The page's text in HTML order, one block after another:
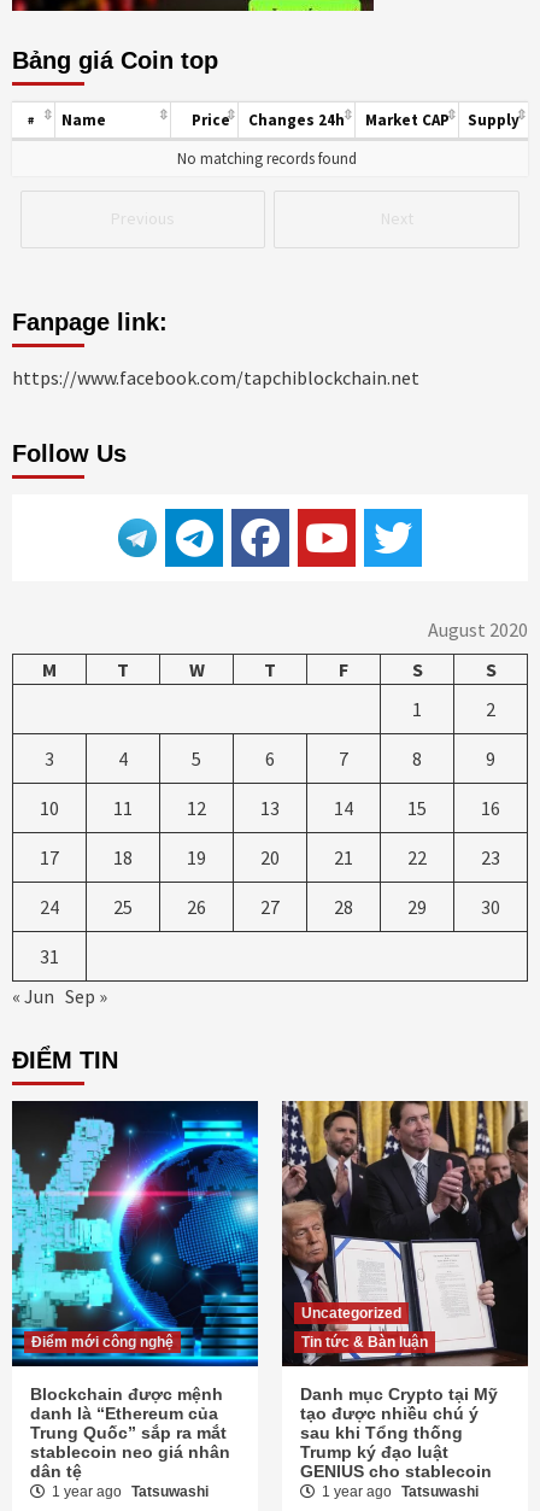
Bảng giá Coin top
Previous Next
# Name Price Changes 24h Market CAP
Supply
No matching records found
Fanpage link:
https://www.facebook.com/tapchiblockchain.net
Follow Us
August 2020
M
T W T F S
S
1
2
3 4 5 6 7 8 9
10 11 12 13 14 15 16
17 18 19 20 21 22 23
24 25 26 27 28 29 30
31
« Jun Sep »
ĐIỂM TIN
Điểm mới công nghệ
Blockchain được mệnh
danh là “Ethereum của
Trung Quốc” sắp ra mắt
stablecoin neo giá nhân
dân tệ
1 year ago Tatsuwashi
Uncategorized
Tin tức & Bàn luận
Danh mục Crypto tại Mỹ
tạo được nhiều chú ý
sau khi Tổng thống
Trump ký đạo luật
GENIUS cho stablecoin
1 year ago Tatsuwashi